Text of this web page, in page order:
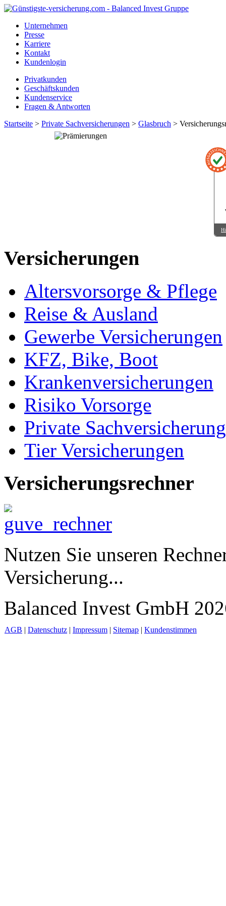
Unternehmen
Presse
Karriere
Kontakt
Kundenlogin
Privatkunden
Geschäftskunden
Kundenservice
Fragen & Antworten
Startseite > Private Sachversicherungen > Glasbruch >
Versicherungen
Altersvorsorge & Pflege
Reise & Ausland
Gewerbe Versicherungen
KFZ, Bike, Boot
Krankenversicherungen
Risiko Vorsorge
Private
Tier Versicherungen
Versicherungsrechner
Nutzen Sie unseren
Versicherung...
Balanced Invest GmbH
AGB | Datenschutz | Impressum | Sitemap | Kundenstimmen